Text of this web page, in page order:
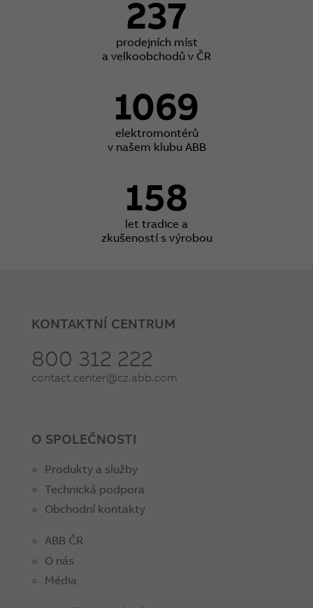
237
prodejních míst
a velkoobchodů v ČR
1069
elektromontérů
v našem klubu ABB
158
let tradice a
zkušeností s výrobou
KONTAKTNÍ CENTRUM
800 312 222
contact.center@cz.abb.com
O SPOLEČNOSTI
Produkty a služby
Technická podpora
Obchodní kontakty
ABB ČR
O nás
Média